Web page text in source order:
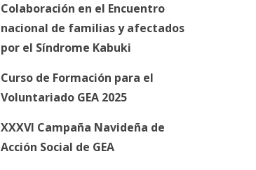
Colaboración en el Encuentro
nacional de familias y afectados
por el Síndrome Kabuki
Curso de Formación para el
Voluntariado GEA 2025
XXXVI Campaña Navideña de
Acción Social de GEA